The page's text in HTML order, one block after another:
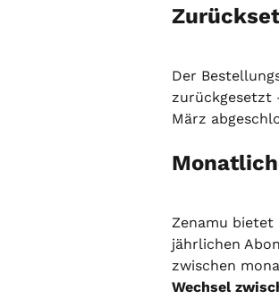
Der
zurückgesetzt
März
Zenamu bietet
jährlichen
zwischen
Wechsel